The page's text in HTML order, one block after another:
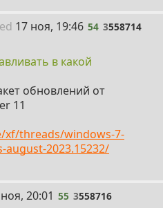
54
17 ноя, 19:46 54 3558714
в какой
обновлений от
11
threads/windows-7-
2023.15232/
20:01 55 3558716